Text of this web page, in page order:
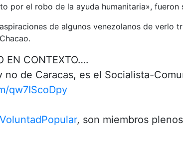
por el robo de la ayuda humanitaria», fueron
de algunos venezolanos de verlo
EN CONTEXTO….
no de Caracas, es el Socialista-
qw7IScoDpy
, son miembros